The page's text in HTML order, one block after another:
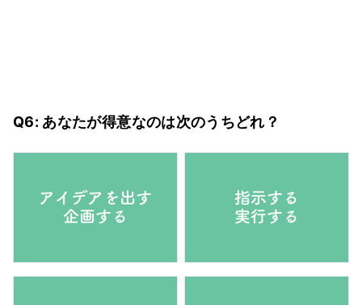
Q6: あなたが得意なのは次のうちどれ？